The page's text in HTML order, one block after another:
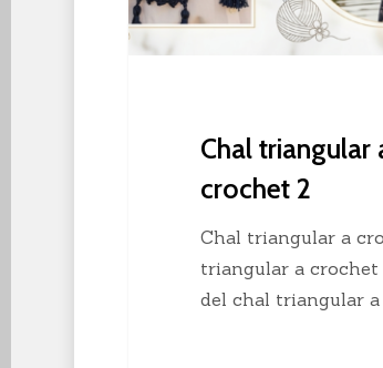
Chal triangular
crochet 2
Chal triangular a
triangular a crochet
del chal triangular a